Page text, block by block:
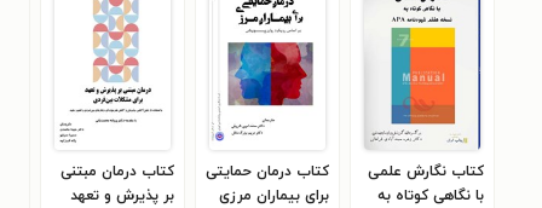
کتاب نگارش علمی
با نگاهی کوتاه به
کتاب درمان حمایتی
برای بیماران مرزی
کتاب درمان مبتنی
بر پذیرش و تعهد